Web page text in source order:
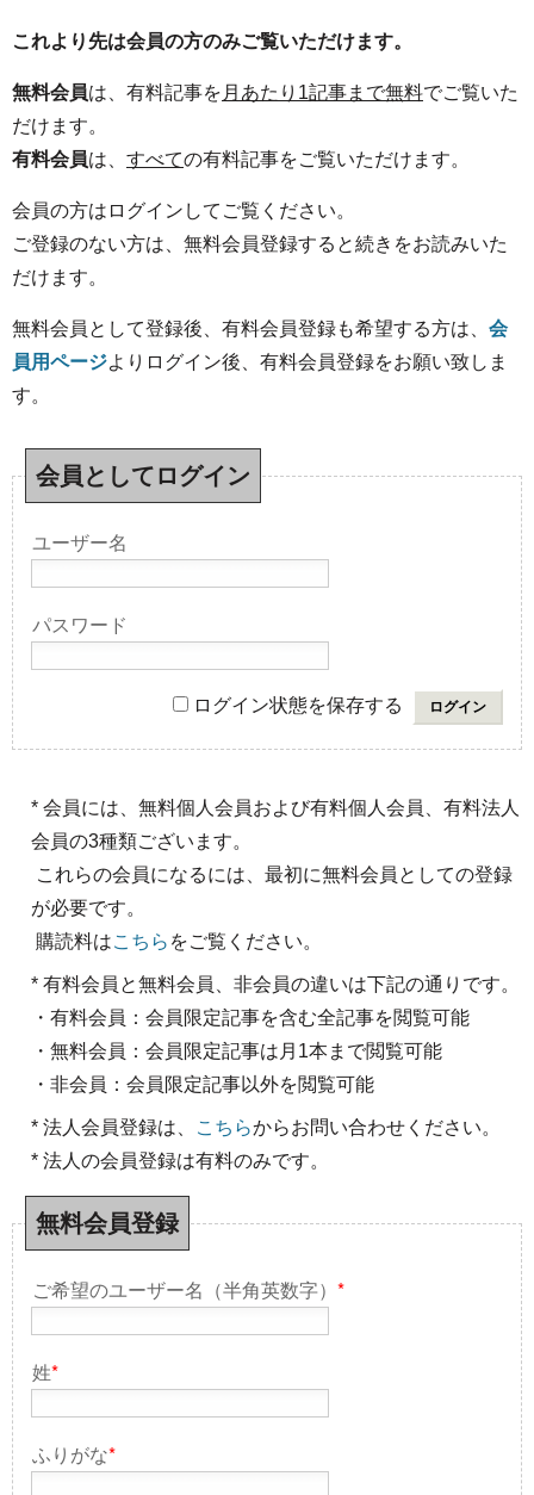
これより先は会員の方のみご覧いただけます。
無料会員は、有料記事を 月あたり1記事まで無料でご覧いた
だけます。
有料会員は、 すべての有料記事をご覧いただけます。
会員の方はログインしてご覧ください。
ご登録のない方は、無料会員登録すると続きをお読みいた
だけます。
無料会員として登録後、有料会員登録も希望する方は、 会
員用ページよりログイン後、有料会員登録をお願い致しま
す。
会員としてログイン
ユーザー名
パスワード
ログイン状態を保存する
* 会員には、無料個人会員および有料個人会員、有料法人
会員の3種類ございます。
これらの会員になるには、最初に無料会員としての登録
が必要です。
購読料はこちら をご覧ください。
* 有料会員と無料会員、非会員の違いは下記の通りです。
・有料会員：会員限定記事を含む全記事を閲覧可能
・無料会員：会員限定記事は月1本まで閲覧可能
・非会員：会員限定記事以外を閲覧可能
* 法人会員登録は、 こちらからお問い合わせください。
* 法人の会員登録は有料のみです。
無料会員登録
ご希望のユーザー名（半角英数字） *
姓*
ふりがな*